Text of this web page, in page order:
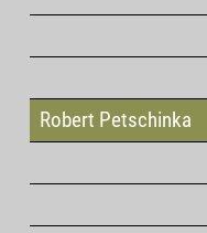
Robert Petschinka